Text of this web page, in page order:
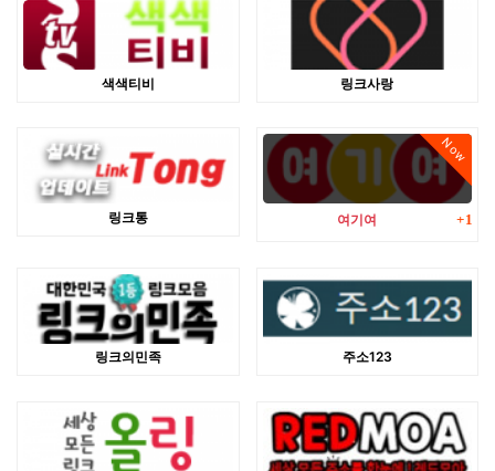
색색티비 링크사랑
링크통
Now
여기여 댓글
1
링크의민족 주소123